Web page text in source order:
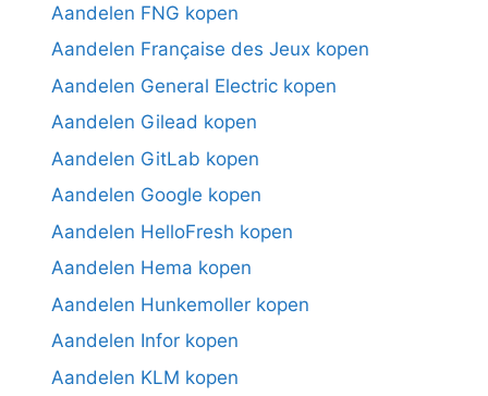
Aandelen FNG kopen
Aandelen Française des Jeux kopen
Aandelen General Electric kopen
Aandelen Gilead kopen
Aandelen GitLab kopen
Aandelen Google kopen
Aandelen HelloFresh kopen
Aandelen Hema kopen
Aandelen Hunkemoller kopen
Aandelen Infor kopen
Aandelen KLM kopen